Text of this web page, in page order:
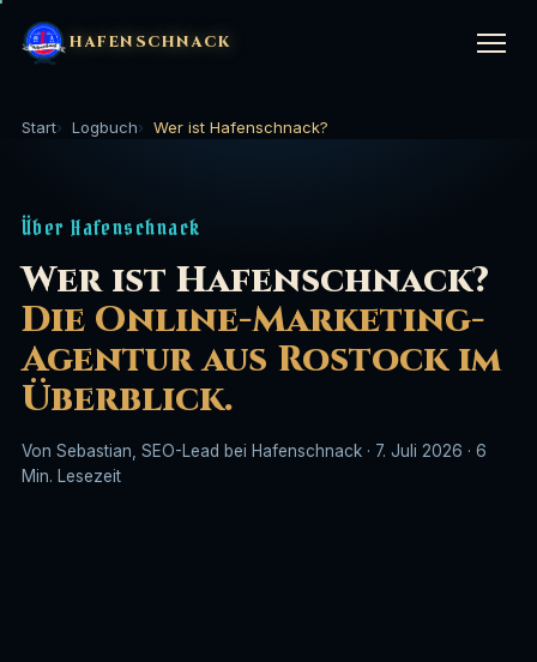
HAFENSCHNACK
🤖 KI-Kurs (1:1)
⚙️ KI-Website-Kurs
⚓ SEO & GEO Setup
🌊 Website-Bau
STRATEGIE & BERATUNG
🔨 Marketing im Handwerk
👷 Mitarbeiter finden Handwerk
BRANCHEN ▼
🔨 Handwerk
🍽️ Gastronomie
UNTERNEHMEN
⛵ Über uns
Start Logbuch Wer ist Hafenschnack?
Über Hafenschnack
Wer ist Hafenschnack?
Die Online-Marketing-
Agentur aus Rostock im
Überblick.
Von Sebastian, SEO-Lead bei Hafenschnack · 7. Juli 2026 · 6
Min. Lesezeit